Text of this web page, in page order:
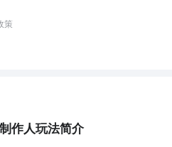
策
作人玩法简介